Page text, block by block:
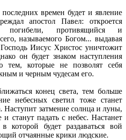
времен будет и явление
апостол Павел: откроется
противящийся и
называемого Богом... выдавая
Иисус Христос уничтожит
он будет знаком наступления
тем, которые не позволят себя
и черным чудесам его.
конец света, тем больше
небесных светил тоже станет
Наступит затмение солнца и луны,
станут падать с небес. Настанет
которой будет раздаваться вой
отчаянные крики людские.